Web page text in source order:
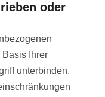
oder
Ihrer
unterbinden,